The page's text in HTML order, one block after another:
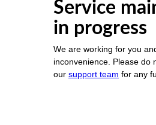
Service
in progress
We are working for you
inconvenience. Please do
our support team for any